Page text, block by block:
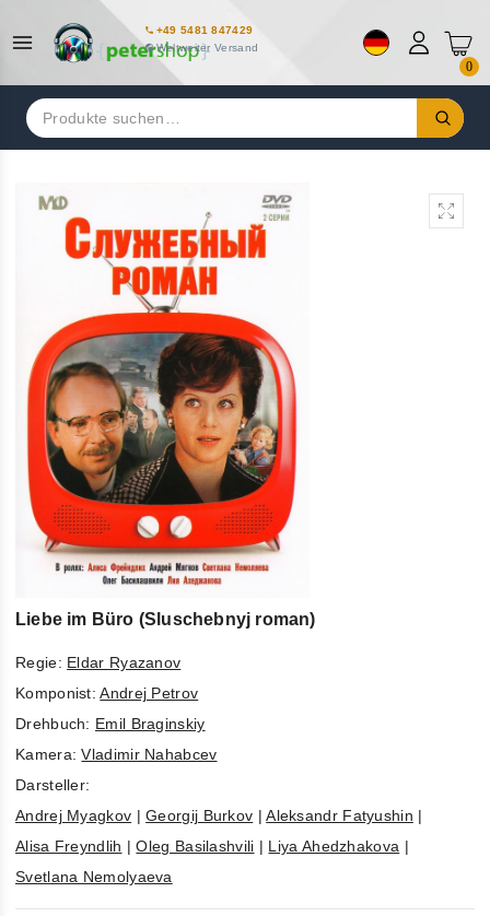
+49 5481 847429
Weltweiter Versand
0
Suchen
nach:
Liebe im Büro (Sluschebnyj roman)
Regie: Eldar Ryazanov
Komponist:Andrej Petrov
Drehbuch: Emil Braginskiy
Kamera:Vladimir Nahabcev
Darsteller:
Andrej Myagkov |Georgij Burkov |Aleksandr Fatyushin |
Alisa Freyndlih |Oleg Basilashvili | Liya Ahedzhakova |
Svetlana Nemolyaeva